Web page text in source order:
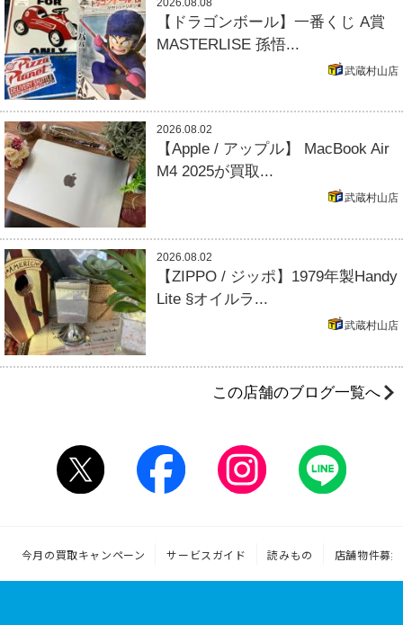
【ドラゴンボール】一番くじ A賞
MASTERLISE 孫悟...
武蔵村山店
2026.08.02
【Apple / アップル】 MacBook Air
M4 2025が買取...
武蔵村山店
2026.08.02
【ZIPPO / ジッポ】1979年製Handy
Lite §オイルラ...
武蔵村山店
この店舗のブログ一覧へ
今月の買取キャンペーン サービスガイド 読みもの 店舗物件募集